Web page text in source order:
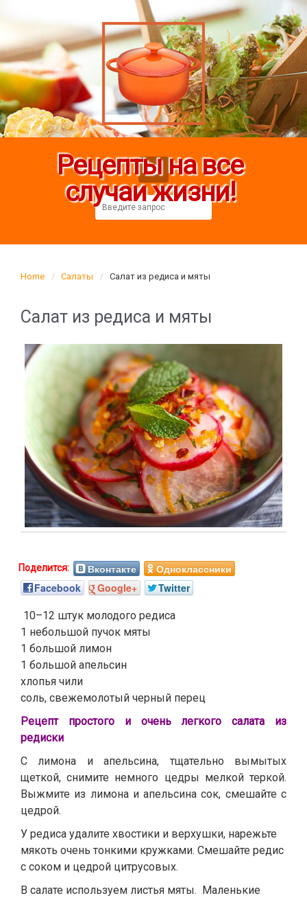
Рецепты на все
случаи жизни!
Home Салаты Салат из редиса и мяты
Салат из редиса и мяты
Вконтакте
Одноклассники
Facebook
Google+ Twitter
10–12 штук молодого редиса
1 небольшой пучок мяты
1 большой лимон
1 большой апельсин
хлопья чили
соль, свежемолотый черный перец
Рецепт простого и очень легкого салата из
редиски
С лимона и апельсина, тщательно вымытых
щеткой, снимите немного цедры мелкой теркой.
Выжмите из лимона и апельсина сок, смешайте с
цедрой.
У редиса удалите хвостики и верхушки, нарежьте
мякоть очень тонкими кружками. Смешайте редис
с соком и цедрой цитрусовых.
В салате используем листья мяты. Маленькие